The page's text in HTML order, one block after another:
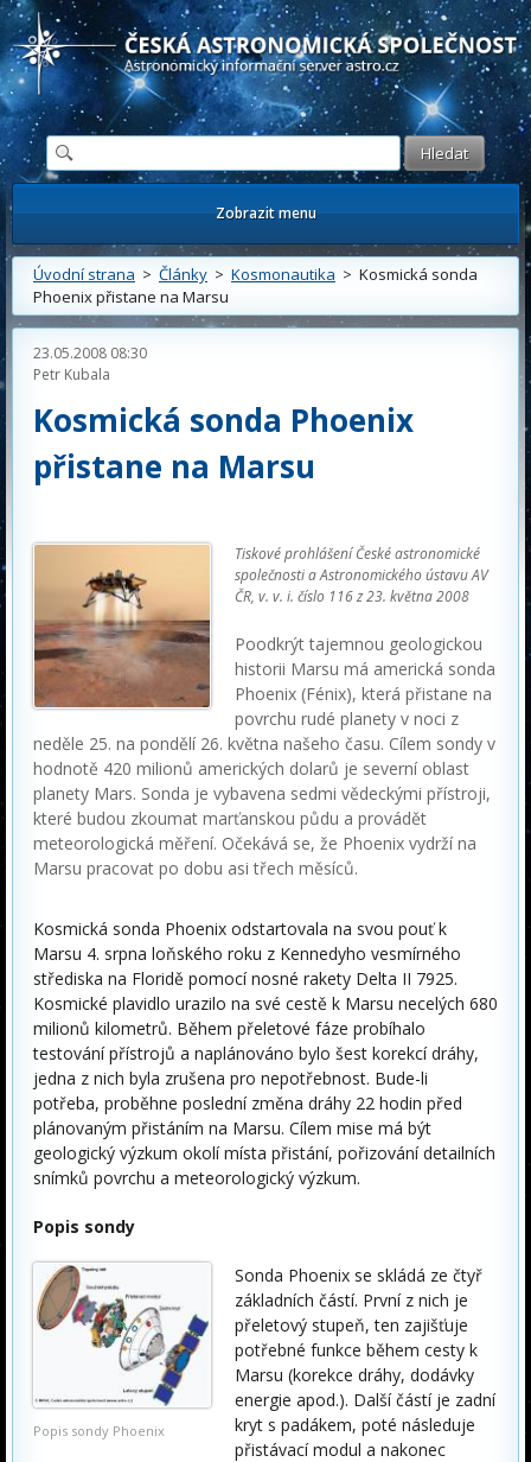
Česká astronomická společnost - Informační astronomický server
Zobrazit menu
Úvodní strana > Články > Kosmonautika > Kosmická sonda
Phoenix přistane na Marsu
23.05.2008 08:30
Petr Kubala
Kosmická sonda Phoenix
přistane na Marsu
Tiskové prohlášení České astronomické
společnosti a Astronomického ústavu AV
ČR, v. v. i. číslo 116 z 23. května 2008
Poodkrýt tajemnou geologickou
historii Marsu má americká sonda
Phoenix (Fénix), která přistane na
povrchu rudé planety v noci z
neděle 25. na pondělí 26. května našeho času. Cílem sondy v
hodnotě 420 milionů amerických dolarů je severní oblast
planety Mars. Sonda je vybavena sedmi vědeckými přístroji,
které budou zkoumat marťanskou půdu a provádět
meteorologická měření. Očekává se, že Phoenix vydrží na
Marsu pracovat po dobu asi třech měsíců.
Kosmická sonda Phoenix odstartovala na svou pouť k
Marsu 4. srpna loňského roku z Kennedyho vesmírného
střediska na Floridě pomocí nosné rakety Delta II 7925.
Kosmické plavidlo urazilo na své cestě k Marsu necelých 680
milionů kilometrů. Během přeletové fáze probíhalo
testování přístrojů a naplánováno bylo šest korekcí dráhy,
jedna z nich byla zrušena pro nepotřebnost. Bude-li
potřeba, proběhne poslední změna dráhy 22 hodin před
plánovaným přistáním na Marsu. Cílem mise má být
geologický výzkum okolí místa přistání, pořizování detailních
snímků povrchu a meteorologický výzkum.
Popis sondy
Popis sondy Phoenix
Sonda Phoenix se skládá ze čtyř
základních částí. První z nich je
přeletový stupeň, ten zajišťuje
potřebné funkce během cesty k
Marsu (korekce dráhy, dodávky
energie apod.). Další částí je zadní
kryt s padákem, poté následuje
přistávací modul a nakonec